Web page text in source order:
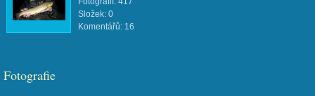
Složek: 0
Komentářů: 16
Fotografie